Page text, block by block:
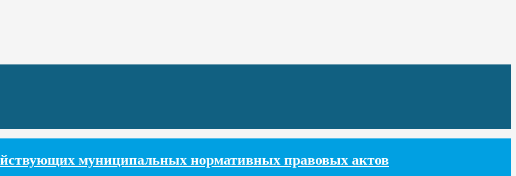
муниципальных нормативных правовых актов